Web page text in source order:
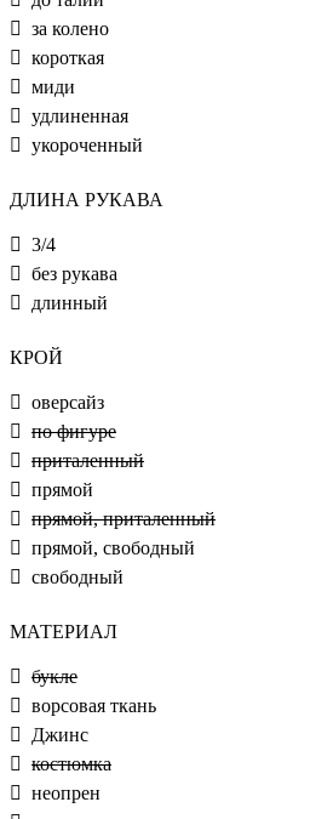
за колено
короткая
миди
удлиненная
укороченный
ДЛИНА РУКАВА
3/4
без рукава
длинный
КРОЙ
оверсайз
по фигуре
приталенный
прямой
прямой, приталенный
прямой, свободный
свободный
МАТЕРИАЛ
букле
ворсовая ткань
Джинс
костюмка
неопрен